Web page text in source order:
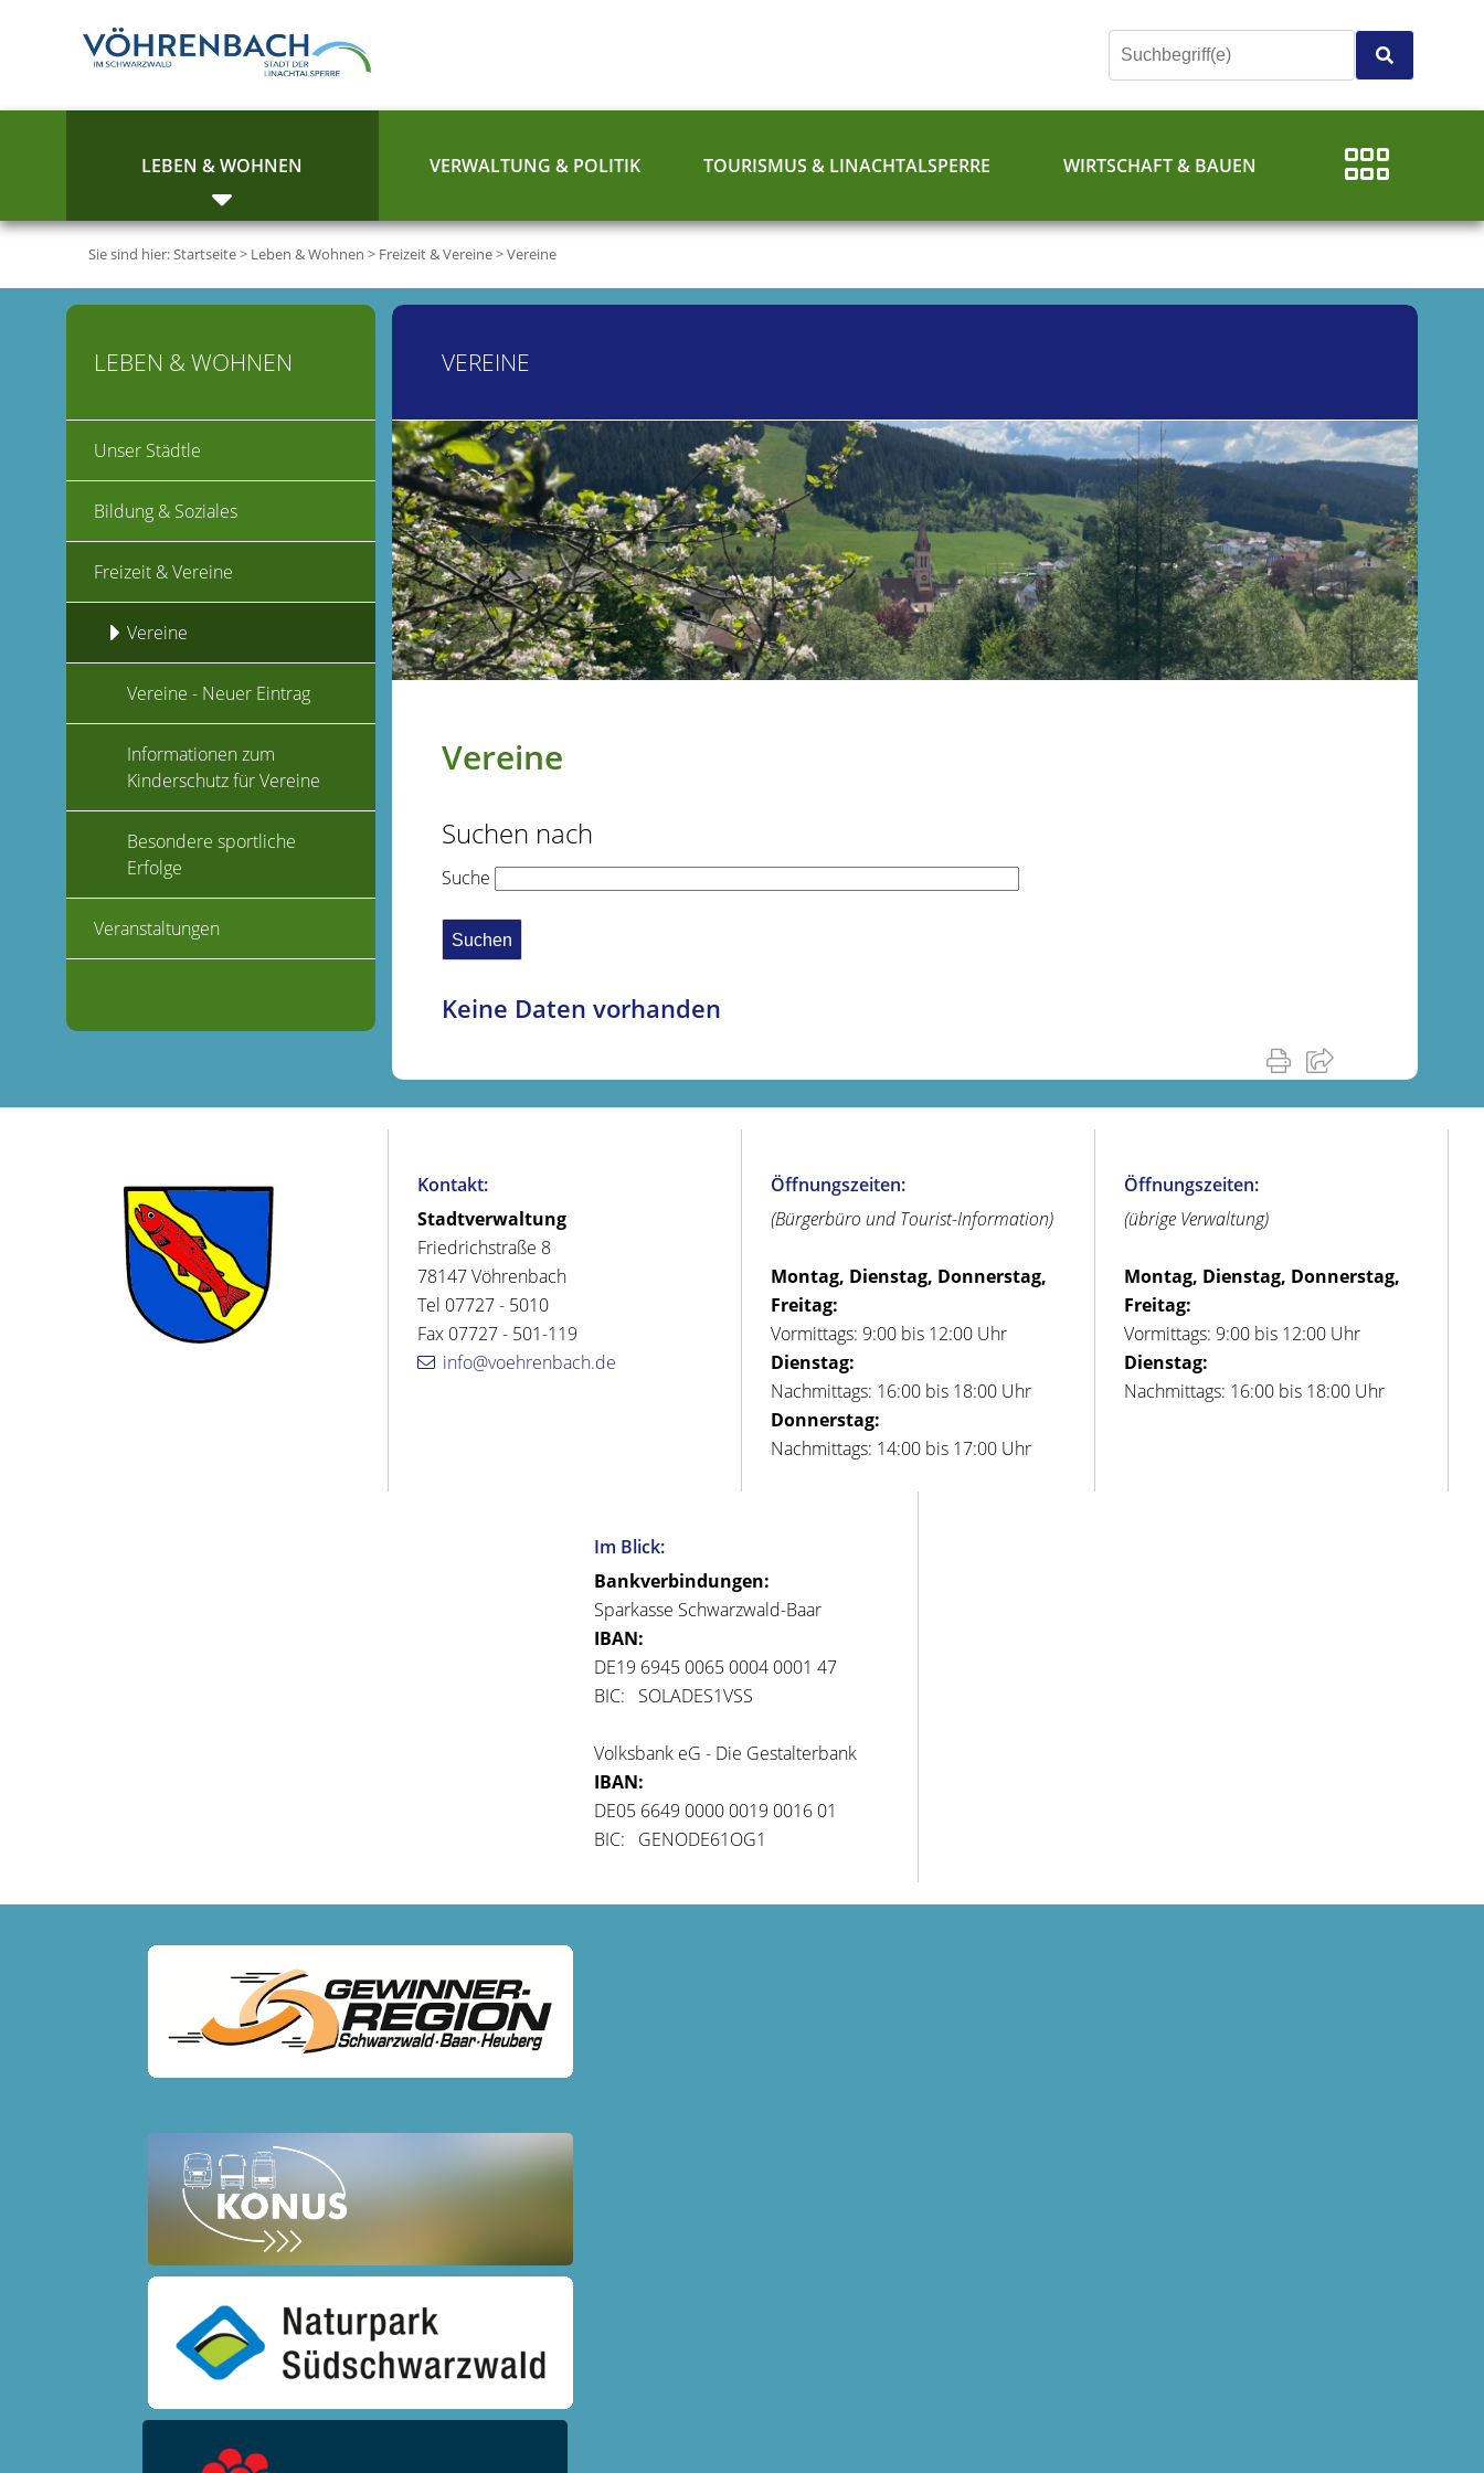
LEBEN & WOHNEN VERWALTUNG & POLITIK TOURISMUS & LINACHTALSPERRE WIRTSCHAFT & BAUEN
Sie sind hier:Startseite> Leben & Wohnen > Freizeit & Vereine>Vereine
VEREINE
Vereine
Suchen nach
Suche
Keine Daten vorhanden
LEBEN & WOHNEN
Unser Städtle
Bildung & Soziales
Freizeit & Vereine
Vereine
Vereine - Neuer Eintrag
Informationen zum
Kinderschutz für Vereine
Besondere sportliche
Erfolge
Veranstaltungen
Kontakt:
Stadtverwaltung
Friedrichstraße 8
78147 Vöhrenbach
Tel 07727 - 5010
Fax 07727 - 501-119
info@voehrenbach.de
Öffnungszeiten:
(Bürgerbüro und Tourist-Information)
Montag, Dienstag, Donnerstag,
Freitag:
Vormittags: 9:00 bis 12:00 Uhr
Dienstag:
Nachmittags: 16:00 bis 18:00 Uhr
Donnerstag:
Nachmittags: 14:00 bis 17:00 Uhr
Öffnungszeiten:
(übrige Verwaltung)
Montag, Dienstag, Donnerstag,
Freitag:
Vormittags: 9:00 bis 12:00 Uhr
Dienstag:
Nachmittags: 16:00 bis 18:00 Uhr
Im Blick:
Bankverbindungen:
Sparkasse Schwarzwald-Baar
IBAN:
DE19 6945 0065 0004 0001 47
BIC: SOLADES1VSS
Volksbank eG - Die Gestalterbank
IBAN:
DE05 6649 0000 0019 0016 01
BIC: GENODE61OG1